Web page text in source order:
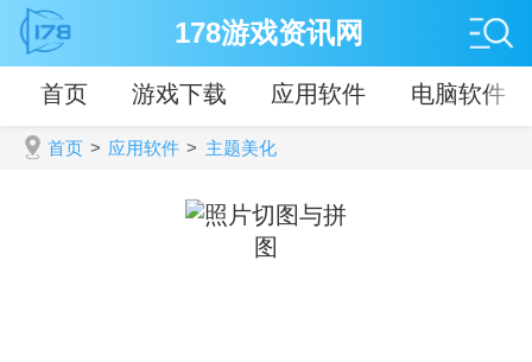
178游戏资讯网
首页 游戏下载 应用软件 电脑软件
首页 > 应用软件 > 主题美化